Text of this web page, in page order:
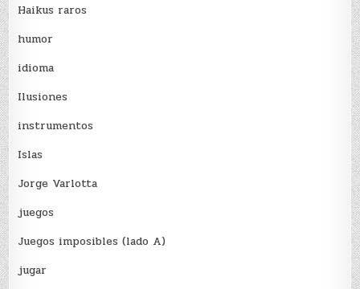
Haikus raros
humor
idioma
Ilusiones
instrumentos
Islas
Jorge Varlotta
juegos
Juegos imposibles (lado A)
jugar